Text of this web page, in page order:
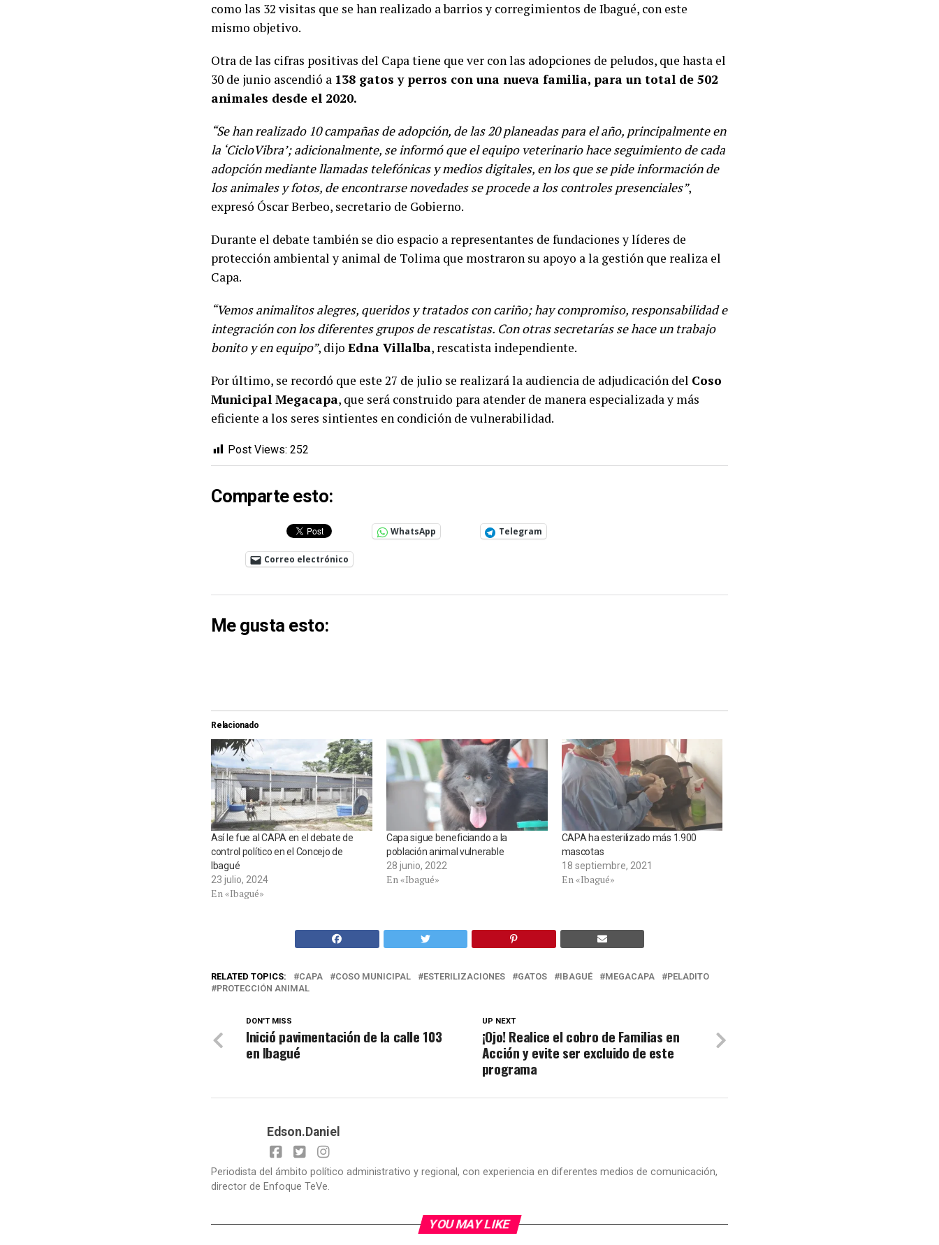
como las 32 visitas que se han realizado a barrios y corregimientos de Ibagué, con este
mismo objetivo.
Otra de las cifras positivas del Capa tiene que ver con las adopciones de peludos, que hasta el
30 de junio ascendió a 138 gatos y perros con una nueva familia, para un total de 502
animales desde el 2020.
“Se han realizado 10 campañas de adopción, de las 20 planeadas para el año, principalmente en
la ‘CicloVibra’; adicionalmente, se informó que el equipo veterinario hace seguimiento de cada
adopción mediante llamadas telefónicas y medios digitales, en los que se pide información de
los animales y fotos, de encontrarse novedades se procede a los controles presenciales”,
expresó Óscar Berbeo, secretario de Gobierno.
Durante el debate también se dio espacio a representantes de fundaciones y líderes de
protección ambiental y animal de Tolima que mostraron su apoyo a la gestión que realiza el
Capa.
“Vemos animalitos alegres, queridos y tratados con cariño; hay compromiso, responsabilidad e
integración con los diferentes grupos de rescatistas. Con otras secretarías se hace un trabajo
bonito y en equipo”, dijo Edna Villalba, rescatista independiente.
Por último, se recordó que este 27 de julio se realizará la audiencia de adjudicación del Coso
Municipal Megacapa, que será construido para atender de manera especializada y más
eficiente a los seres sintientes en condición de vulnerabilidad.
Post Views: 252
Comparte esto:
WhatsApp Telegram
Correo electrónico
Me gusta esto:
Relacionado
Así le fue al CAPA en el debate de
control político en el Concejo de
Ibagué
23 julio, 2024
En «Ibagué»
Capa sigue beneficiando a la
población animal vulnerable
28 junio, 2022
En «Ibagué»
CAPA ha esterilizado más 1.900
mascotas
18 septiembre, 2021
En «Ibagué»
RELATED TOPICS: CAPA COSO MUNICIPAL ESTERILIZACIONES GATOS IBAGUÉ MEGACAPA
PELADITO
PROTECCIÓN ANIMAL
UP NEXT
¡Ojo! Realice el cobro de Familias en
Acción y evite ser excluido de este
programa
DON'T MISS
Inició pavimentación de la calle 103
en Ibagué
Edson.Daniel
Periodista del ámbito político administrativo y regional, con experiencia en diferentes medios de comunicación,
director de Enfoque TeVe.
YOU MAY LIKE